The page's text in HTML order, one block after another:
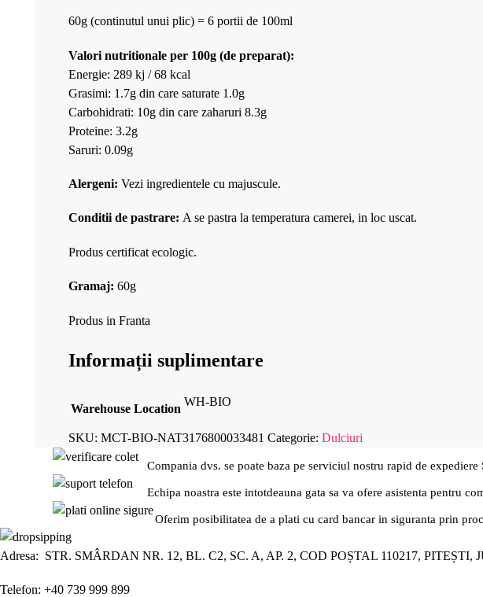
60g (continutul unui plic) = 6 portii de 100ml
Valori nutritionale per 100g (de preparat):
Energie: 289 kj / 68 kcal
Grasimi: 1.7g din care saturate 1.0g
Carbohidrati: 10g din care zaharuri 8.3g
Proteine: 3.2g
Saruri: 0.09g
Alergeni: Vezi ingredientele cu majuscule.
Conditii de pastrare: A se pastra la temperatura camerei, in loc uscat.
Produs certificat ecologic.
Gramaj: 60g
Produs in Franta
Informații suplimentare
Warehouse Location
WH-BIO
SKU: MCT-BIO-NAT3176800033481 Categorie: Dulciuri
Compania dvs. se poate baza pe serviciul nostru rapid de
Echipa noastra este intotdeauna gata sa va ofere asistenta pentru
Oferim posibilitatea de a plati cu card bancar in siguranta prin
Adresa: STR. SMÂRDAN NR. 12, BL. C2, SC. A, AP. 2, COD POȘTAL 110217, PITEȘTI,
Telefon: +40 739 999 899